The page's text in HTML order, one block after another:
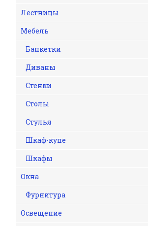
Лестницы
Мебель
Банкетки
Диваны
Стенки
Столы
Стулья
Шкаф-купе
Шкафы
Окна
Фурнитура
Освещение